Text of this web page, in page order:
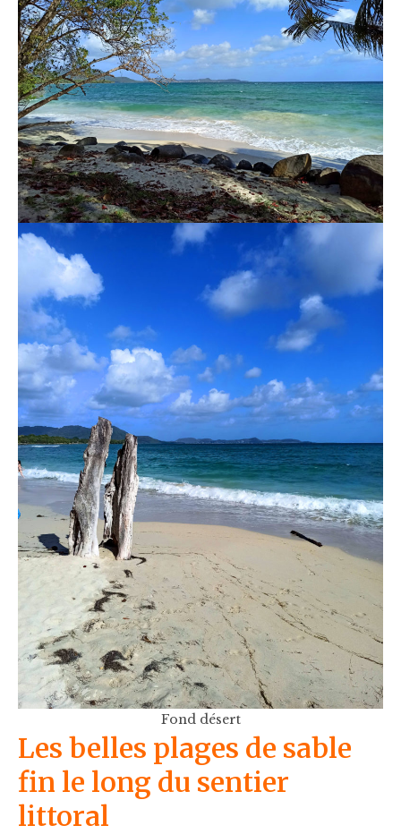
Fond désert
Les belles plages de sable
fin le long du sentier
littoral